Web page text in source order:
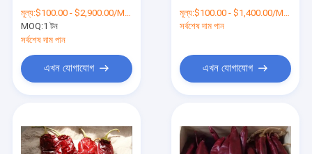
মূল্য:$100.00 - $2,900.00/Metric Tons
MOQ:1 টন
সর্বশেষ দাম পান
এখন যোগাযোগ
মূল্য:$100.00 - $1,400.00/Metric Tons
সর্বশেষ দাম পান
এখন যোগাযোগ